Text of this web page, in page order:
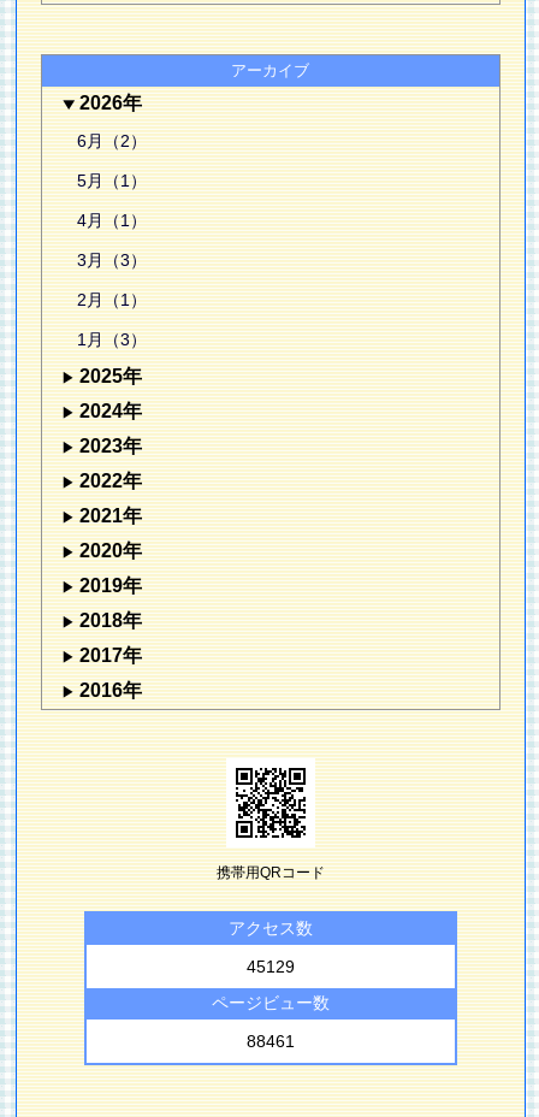
アーカイブ
2026年
6月（2）
5月（1）
4月（1）
3月（3）
2月（1）
1月（3）
2025年
2024年
2023年
2022年
2021年
2020年
2019年
2018年
2017年
2016年
携帯用QRコード
アクセス数
45129
ページビュー数
88461